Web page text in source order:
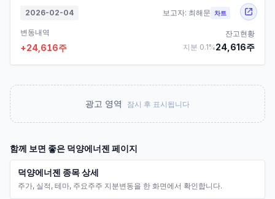
2026-02-04 보고자: 최해문 차트
변동내역
+24,616주
잔고현황
지분 0.1%24,616주
광고 영역 잠시 후 표시됩니다
함께 보면 좋은 덕양에너젠 페이지
덕양에너젠 종목 상세
주가, 실적, 테마, 주요주주 지분변동을 한 화면에서 확인합니다.